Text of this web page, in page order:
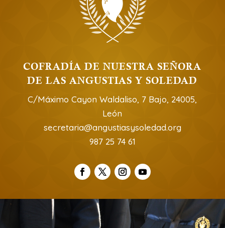
COFRADÍA DE NUESTRA SEÑORA
DE LAS ANGUSTIAS Y SOLEDAD
C/Máximo Cayon Waldaliso, 7 Bajo, 24005,
León
secretaria@angustiasysoledad.org
987 25 74 61